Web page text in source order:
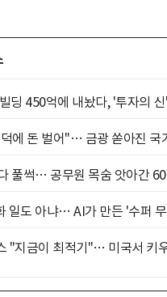
딩 450억에 내놨다, '투자의
에 돈 벌어"… 금광 쏟아진 국
풀썩… 공무원 목숨 앗아간
일도 아냐… AI가 만든 '수퍼
"지금이 최적기"… 미국서 키